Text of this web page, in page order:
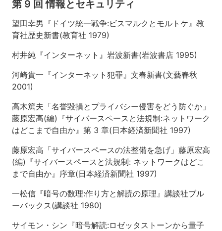
評第 9 回 情報とセキュリティ
望田幸男『ドイツ統一戦争:ビスマルクとモルトケ』教
育社歴史新書(教育社 1979)
村井純『インターネット』岩波新書(岩波書店 1995)
河崎貴一『インターネット犯罪』文春新書(文藝春秋
2001)
高木篤夫「名誉毀損とプライバシー侵害をどう防ぐか」
藤原宏高(編)『サイバースペースと法規制:ネットワーク
はどこまで自由か』第 3 章(日本経済新聞社 1997)
藤原宏高「サイバースペースの法整備を急げ」藤原宏高
(編)『サイバースペースと法規制: ネットワークはどこ
まで自由か』序章(日本経済新聞社 1997)
一松信『暗号の数理:作り方と解読の原理』講談社ブル
ーバックス(講談社 1980)
サイモン・シン『暗号解読:ロゼッタストーンから量子